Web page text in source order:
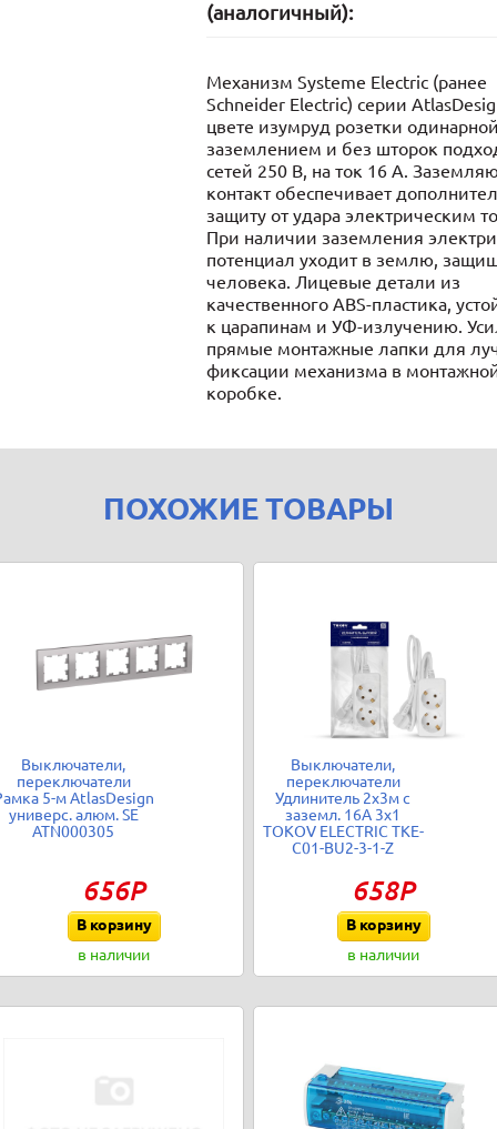
(аналогичный):
Механизм Systeme Electric (ранее
Schneider Electric) серии
цвете изумруд розетки
заземлением и без шторок
сетей 250 В, на ток 16 А.
контакт обеспечивает
защиту от удара электрическим
При наличии заземления
потенциал уходит в землю,
человека. Лицевые детали из
качественного ABS-пластика,
к царапинам и УФ-излучению.
прямые монтажные лапки для
фиксации механизма в
коробке.
ПОХОЖИЕ ТОВАРЫ
Выключатели,
переключатели
5-м AtlasDesign
универс. алюм. SE
ATN000305
656Р
В корзину
в наличии
Выключатели,
переключатели
Удлинитель 2х3м с
заземл. 16А 3х1
TOKOV ELECTRIC TKE-
C01-BU2-3-1-Z
658Р
В корзину
в наличии